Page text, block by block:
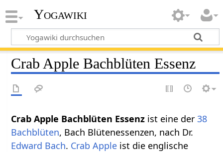
Yogawiki
Crab Apple Bachblüten Essenz
Crab Apple Bachblüten Essenz ist eine der38
Bachblüten, Bach Blütenessenzen, nach Dr.
Edward Bach. Crab Apple ist die englische